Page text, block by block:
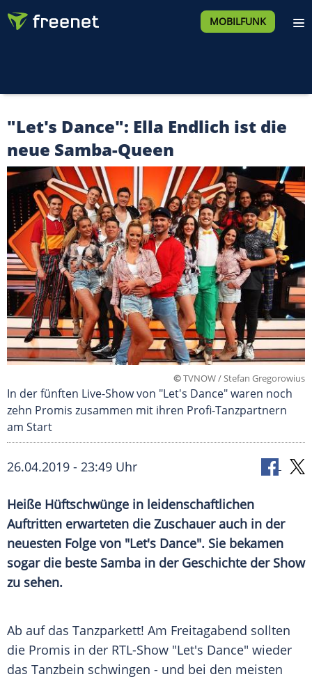
MOBILFUNK
"Let's Dance": Ella Endlich ist die
neue Samba-Queen
©TVNOW / Stefan Gregorowius
In der fünften Live-Show von "Let's Dance" waren noch
zehn Promis zusammen mit ihren Profi-Tanzpartnern
am Start
26.04.2019 - 23:49 Uhr
Heiße Hüftschwünge in leidenschaftlichen
Auftritten erwarteten die Zuschauer auch in der
neuesten Folge von "Let's Dance". Sie bekamen
sogar die beste Samba in der Geschichte der Show
zu sehen.
Ab auf das Tanzparkett! Am Freitagabend sollten
die Promis in der RTL-Show "Let's Dance" wieder
das Tanzbein schwingen - und bei den meisten